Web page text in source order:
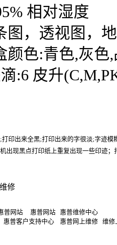
相对湿度
图，透视图，
颜色:青色,灰色
:6 皮升
印出来全黑;打印出来的字很淡;字迹
出现黑点打印纸上重复出现一些印迹
修
惠普网站 惠普网站 惠普维修中
普客户支持中心 惠普网上维修 维修